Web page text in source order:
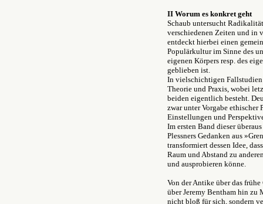
II Worum es konkret geht
Schaub untersucht
verschiedenen Zeiten und in
entdeckt hierbei einen
Populärkultur im Sinne des
eigenen Körpers resp. des
geblieben ist.
In vielschichtigen
Theorie und Praxis, wobei
beiden eigentlich besteht.
zwar unter Vorgabe ethischer
Einstellungen und
Im ersten Band dieser
Plessners Gedanken aus
transformiert dessen Idee,
Raum und Abstand zu
und ausprobieren könne.
Von der Antike über das
über Jeremy Bentham hin zu
nicht bloß für sich, sondern